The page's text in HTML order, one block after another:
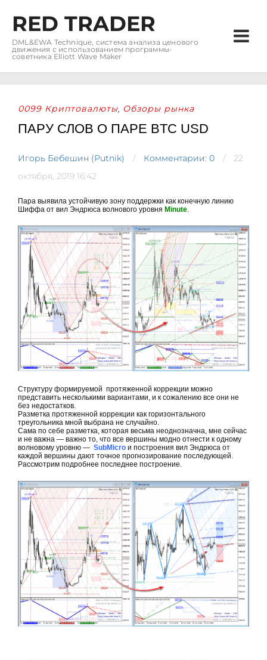
RED TRADER
DML&EWA Technique, система анализа ценового
движения с использованием программы-
советника Elliott Wave Maker
0099 Криптовалюты, Обзоры рынка
ПАРУ СЛОВ О ПАРЕ BTC USD
Игорь Бебешин (Putnik) Комментарии: 0
22
октября, 2019 16:42
Пара выявила устойчивую зону поддержки как конечную линию
Шиффа от вил Эндрюса волнового уровня Minute.
Структуру формируемой протяженной коррекции можно
представить несколькими вариантами, и к сожалению все они не
без недостатков.
Разметка протяженной коррекции как горизонтального
треугольника мной выбрана не случайно.
Сама по себе разметка, которая весьма неоднозначна, мне сейчас
и не важна — важно то, что все вершины модно отнести к одному
волновому уровню — SubMicro и построения вил Эндрюса от
каждой вершины дают точное прогнозирование последующей.
Рассмотрим подробнее последнее построение.